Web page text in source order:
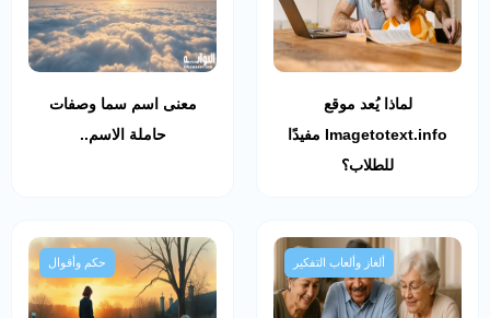
لماذا يُعد موقع
Imagetotext.info مفيدًا
للطلاب؟
معنى اسم سما وصفات
حاملة الاسم..
ألغاز وألعاب التفكير حكم وأقوال